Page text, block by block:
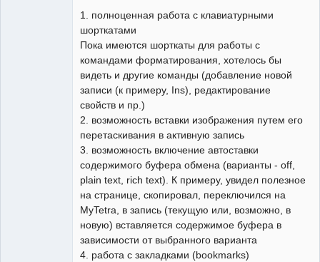
1. полноценная работа с клавиатурными
шорткатами
Пока имеются шорткаты для работы с
командами форматирования, хотелось бы
видеть и другие команды (добавление новой
записи (к примеру, Ins), редактирование
свойств и пр.)
2. возможность вставки изображения путем его
перетаскивания в активную запись
3. возможность включение автоставки
содержимого буфера обмена (варианты - off,
plain text, rich text). К примеру, увидел полезное
на странице, скопировал, переключился на
MyTetra, в запись (текущую или, возможно, в
новую) вставляется содержимое буфера в
зависимости от выбранного варианта
4. работа с закладками (bookmarks)